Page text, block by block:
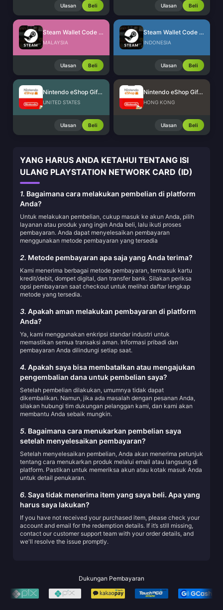
Ulasan Beli Ulasan Beli
Steam Wallet Code (MYR)
MALAYSIA
Ulasan Beli
Steam Wallet Code (IDR)
INDONESIA
Ulasan Beli
Nintendo eShop Gift Card (US)
UNITED STATES
Ulasan Beli
Nintendo eShop Gift Card (HK)
HONG KONG
Ulasan Beli
YANG HARUS ANDA KETAHUI TENTANG ISI
ULANG PLAYSTATION NETWORK CARD (ID)
1. Bagaimana cara melakukan pembelian di platform
Anda?
Untuk melakukan pembelian, cukup masuk ke akun Anda, pilih
layanan atau produk yang ingin Anda beli, lalu ikuti proses
pembayaran. Anda dapat menyelesaikan pembayaran
menggunakan metode pembayaran yang tersedia
2. Metode pembayaran apa saja yang Anda terima?
Kami menerima berbagai metode pembayaran, termasuk kartu
kredit/debit, dompet digital, dan transfer bank. Silakan periksa
opsi pembayaran saat checkout untuk melihat daftar lengkap
metode yang tersedia.
3. Apakah aman melakukan pembayaran di platform
Anda?
Ya, kami menggunakan enkripsi standar industri untuk
memastikan semua transaksi aman. Informasi pribadi dan
pembayaran Anda dilindungi setiap saat.
4. Apakah saya bisa membatalkan atau mengajukan
pengembalian dana untuk pembelian saya?
Setelah pembelian dilakukan, umumnya tidak dapat
dikembalikan. Namun, jika ada masalah dengan pesanan Anda,
silakan hubungi tim dukungan pelanggan kami, dan kami akan
membantu Anda sebaik mungkin.
5. Bagaimana cara menukarkan pembelian saya
setelah menyelesaikan pembayaran?
Setelah menyelesaikan pembelian, Anda akan menerima petunjuk
tentang cara menukarkan produk melalui email atau langsung di
platform. Pastikan untuk memeriksa akun atau kotak masuk Anda
untuk detail penukaran.
6. Saya tidak menerima item yang saya beli. Apa yang
harus saya lakukan?
If you have not received your purchased item, please check your
account and email for the redemption details. If it’s still missing,
contact our customer support team with your order details, and
we'll resolve the issue promptly.
Dukungan Pembayaran